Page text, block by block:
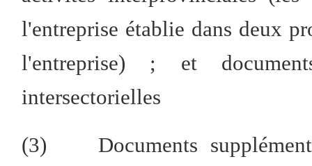
l'entreprise établie dans deux
l'entreprise) ; et
intersectorielles
(3) Documents